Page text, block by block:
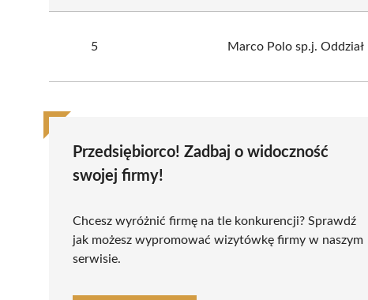
5 Marco Polo sp.j. Oddział
Przedsiębiorco! Zadbaj o widoczność
swojej firmy!
Chcesz wyróżnić firmę na tle konkurencji? Sprawdź
jak możesz wypromować wizytówkę firmy w naszym
serwisie.